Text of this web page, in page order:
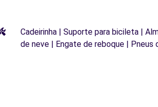
Cadeirinha | Suporte para bicileta |
de neve | Engate de reboque | Pneus